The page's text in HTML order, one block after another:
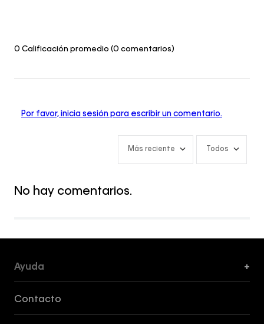
0 Calificación promedio (0 comentarios)
Por favor, inicia sesión para escribir un comentario.
Más reciente Todos
No hay comentarios.
Ayuda +
Contacto